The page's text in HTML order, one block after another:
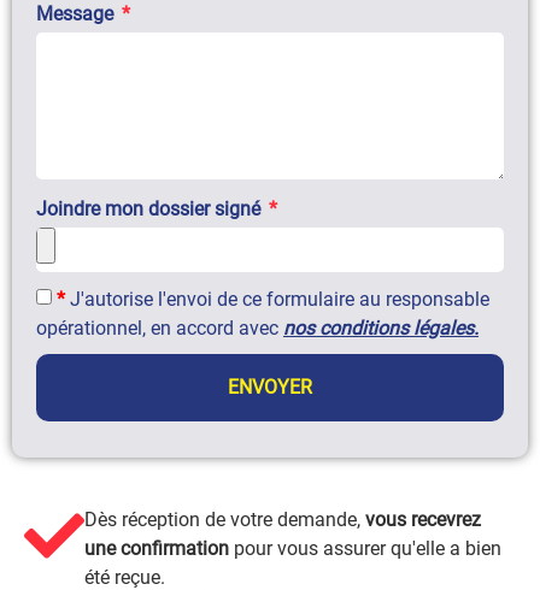
Message
Joindre mon dossier signé
*J'autorise l'envoi de ce formulaire au responsable
opérationnel, en accord avec nos conditions légales.
ENVOYER
Dès réception de votre demande, vous recevrez
une confirmation pour vous assurer qu'elle a bien
été reçue.